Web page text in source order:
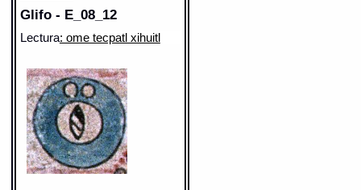
Valor fonético: xihuitl
https://tlachia.iib.unam.mx/elemento/06.01.04
TEPECHPAN - E_05
Elemento:ce
Glifo - E_08_12
Lectura: ome tecpatl xihuitl